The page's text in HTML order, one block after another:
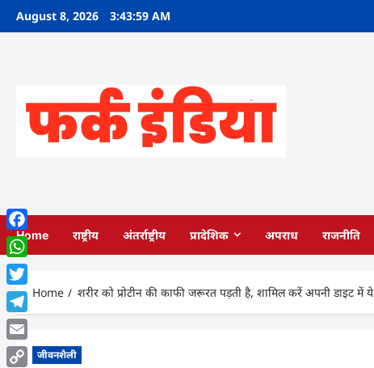
SkipAugust 8, 2026 3:44:01 AM
Home राष्ट्रीय अंतर्राष्ट्रीय प्रादेशिक अपराध राजनीति
Home शरीर को प्रोटीन की काफी जरूरत पड़ती है, शामिल करें अपनी डाइट में ये
जीवनशैली
Facebook
WhatsApp
Twitter
Telegram
Email